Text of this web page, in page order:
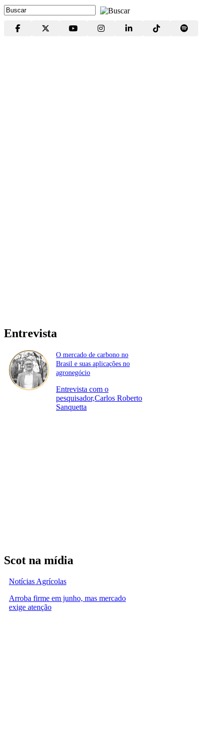
Entrevista
O mercado de carbono no
Brasil e suas aplicações no
agronegócio
Entrevista com o
pesquisador,Carlos Roberto
Sanquetta
Scot na mídia
Notícias Agrícolas
Arroba firme em junho, mas mercado
exige atenção